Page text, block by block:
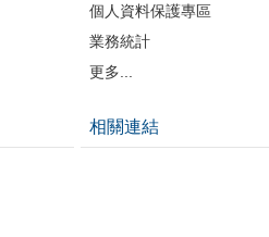
個人資料保護專區
業務統計
更多...
相關連結